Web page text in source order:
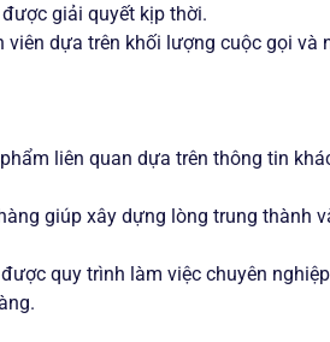
giải quyết kịp thời.
viên dựa trên khối lượng cuộc gọi và
liên quan dựa trên thông tin
giúp xây dựng lòng trung thành
quy trình làm việc chuyên